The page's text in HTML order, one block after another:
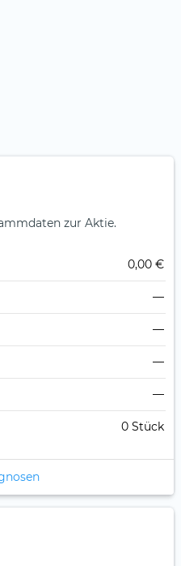
zur Aktie.
0,00 €
—
—
—
—
0 Stück